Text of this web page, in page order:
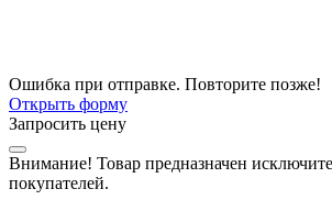
Ошибка при отправке. Повторите позже!
Открыть форму
Запросить цену
Внимание! Товар предназначен
покупателей.